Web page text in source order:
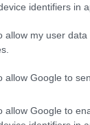
identifiers in
allow my user
allow Google to
allow Google to